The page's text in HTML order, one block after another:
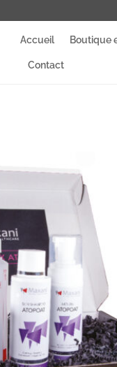
Accueil Boutique
Contact